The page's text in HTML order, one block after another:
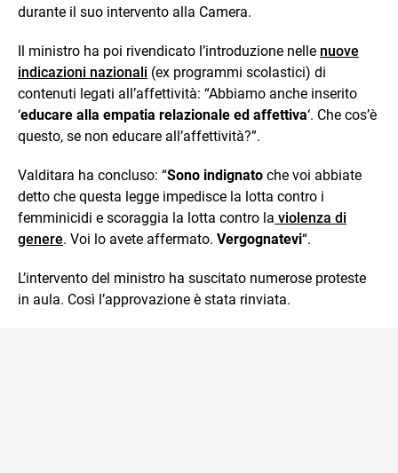
durante il suo intervento alla Camera.
Il ministro ha poi rivendicato l’introduzione nelle nuove
indicazioni nazionali (ex programmi scolastici) di
contenuti legati all’affettività: “Abbiamo anche inserito
‘educare alla empatia relazionale ed affettiva‘. Che cos’è
questo, se non educare all’affettività?”.
Valditara ha concluso: “Sono indignato che voi abbiate
detto che questa legge impedisce la lotta contro i
femminicidi e scoraggia la lotta contro la violenza di
genere. Voi lo avete affermato. Vergognatevi“.
L’intervento del ministro ha suscitato numerose proteste
in aula. Così l’approvazione è stata rinviata.